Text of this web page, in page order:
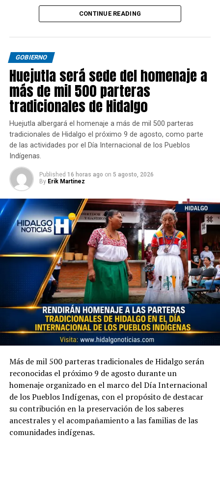
literatura, las artes y la convivencia familiar.
CONTINUE READING
GOBIERNO
Huejutla será sede del homenaje a
más de mil 500 parteras
tradicionales de Hidalgo
Huejutla albergará el homenaje a más de mil 500 parteras
tradicionales de Hidalgo el próximo 9 de agosto, como parte
de las actividades por el Día Internacional de los Pueblos
Indígenas.
Published 16 horas ago on 5 agosto, 2026
By Erik Martinez
Más de mil 500 parteras tradicionales de Hidalgo serán
reconocidas el próximo 9 de agosto durante un
homenaje organizado en el marco del Día Internacional
de los Pueblos Indígenas, con el propósito de destacar
su contribución en la preservación de los saberes
ancestrales y el acompañamiento a las familias de las
comunidades indígenas.